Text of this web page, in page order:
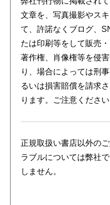
文章を、写真撮影やス
て、許諾なくブログ、
たは印刷等をして販売
著作権、肖像権等を侵
り、場合によっては刑
るいは損害賠償を請求
ります。ご注意ください
正規取扱い書店以外の
ラブルについては弊社
しません。